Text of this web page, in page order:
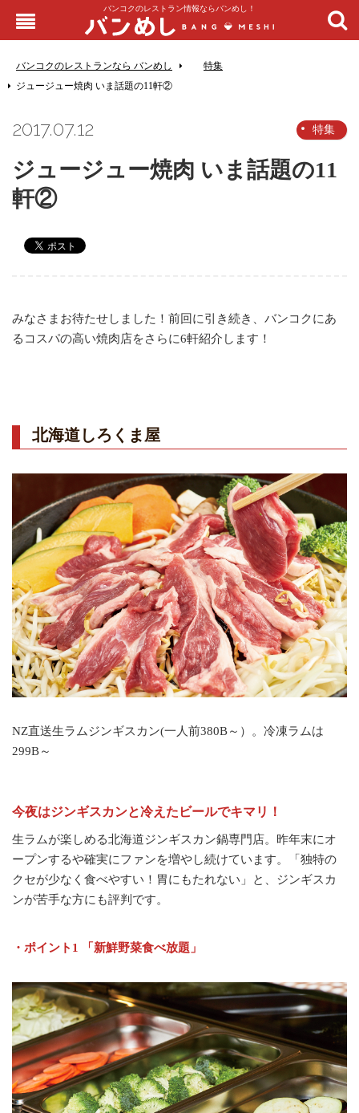
バンコクのレストラン情報ならバンめし！
バンコクのレストランなら バンめし
特集
ジュージュー焼肉 いま話題の11軒②
2017.07.12 特集
ジュージュー焼肉 いま話題の11
軒②
みなさまお待たせしました！前回に引き続き、バンコクにあ
るコスパの高い焼肉店をさらに6軒紹介します！
北海道しろくま屋
NZ直送生ラムジンギスカン(一人前380B～）。冷凍ラムは
299B～
今夜はジンギスカンと冷えたビールでキマリ！
生ラムが楽しめる北海道ジンギスカン鍋専門店。昨年末にオ
ープンするや確実にファンを増やし続けています。「独特の
クセが少なく食べやすい！胃にもたれない」と、ジンギスカ
ンが苦手な方にも評判です。
・ポイント1 「新鮮野菜食べ放題」